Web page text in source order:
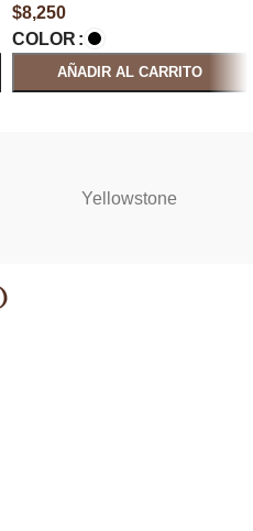
$8,250
COLOR
AÑADIR AL CARRITO
Yellowstone